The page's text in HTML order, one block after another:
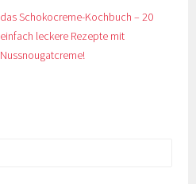
das Schokocreme-Kochbuch – 20
einfach leckere Rezepte mit
Nussnougatcreme!